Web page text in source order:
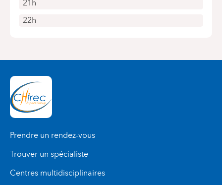
21h
22h
Prendre un rendez-vous
Trouver un spécialiste
Centres multidisciplinaires